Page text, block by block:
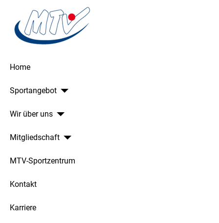
Home
Sportangebot
Wir über uns
Mitgliedschaft
MTV-Sportzentrum
Kontakt
Karriere